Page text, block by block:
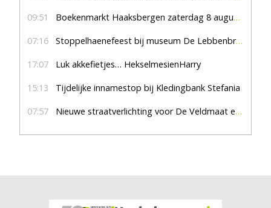
09:51 Boekenmarkt Haaksbergen zaterdag 8 augustus, marktplein Haaksbergen
07:16 Stoppelhaenefeest bij museum De Lebbenbrugge
17:07 Luk akkefietjes… HekselmesienHarry
15:13 Tijdelijke innamestop bij Kledingbank Stefania
07:57 Nieuwe straatverlichting voor De Veldmaat en De Pas